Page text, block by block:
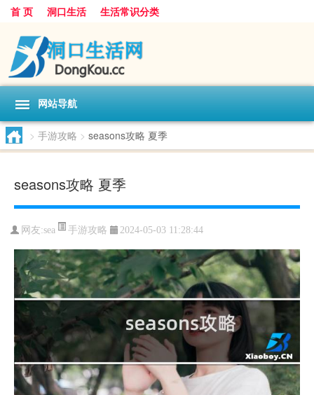
首 页 洞口生活 生活常识分类
网站导航
> 手游攻略 > seasons攻略 夏季
seasons攻略 夏季
网友:sea 手游攻略 2024-05-03 11:28:44